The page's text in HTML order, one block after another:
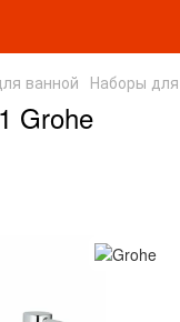
ванной Наборы
Grohe